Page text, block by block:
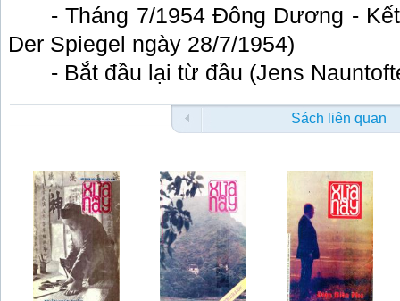
- Tháng 7/1954 Đông Dương -
Der Spiegel ngày 28/7/1954)
- Bắt đầu lại từ đầu (Jens
Sách liên quan